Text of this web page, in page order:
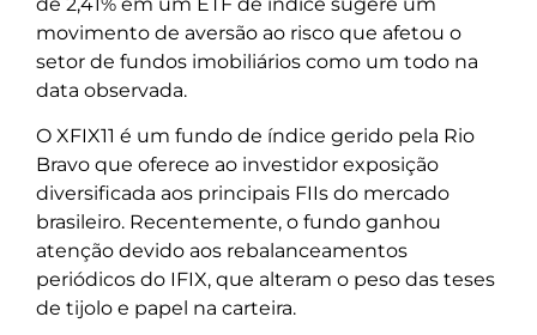
movimento de aversão ao risco que afetou o
setor de fundos imobiliários como um todo na
data observada.
O XFIX11 é um fundo de índice gerido pela Rio
Bravo que oferece ao investidor exposição
diversificada aos principais FIIs do mercado
brasileiro. Recentemente, o fundo ganhou
atenção devido aos rebalanceamentos
periódicos do IFIX, que alteram o peso das teses
de tijolo e papel na carteira.